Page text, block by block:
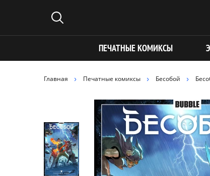
ПЕЧАТНЫЕ КОМИКСЫ
Главная Печатные комиксы Бесобой